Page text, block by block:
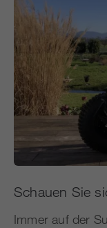
Schauen Sie
Immer auf der